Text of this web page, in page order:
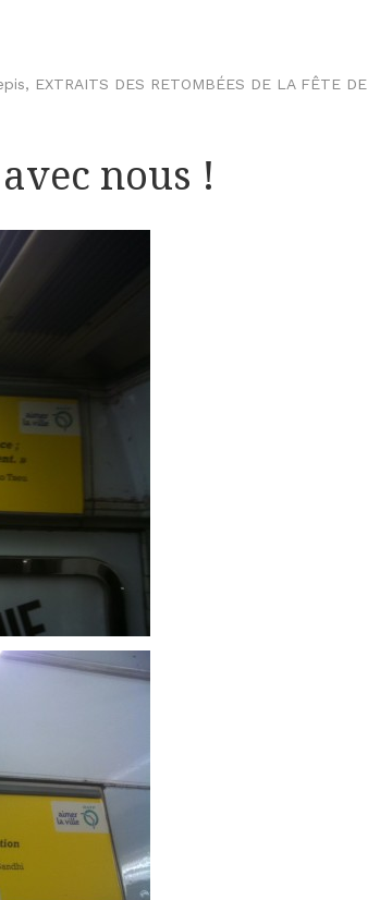
, EXTRAITS DES RETOMBÉES DE LA FÊTE DE
nous !